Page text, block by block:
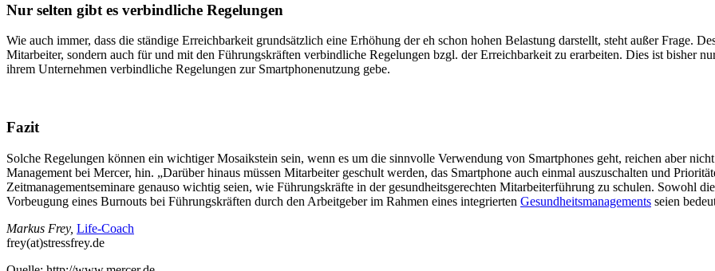
Nur selten gibt es verbindliche Regelungen
Wie auch immer, dass die ständige Erreichbarkeit grundsätzlich eine Erhöhung der eh schon hohen Belastung darstellt, steht außer Frage.
Mitarbeiter, sondern auch für und mit den Führungskräften verbindliche Regelungen bzgl. der Erreichbarkeit zu erarbeiten. Dies ist bisher
ihrem Unternehmen verbindliche Regelungen zur Smartphonenutzung gebe.
Fazit
Solche Regelungen können ein wichtiger Mosaikstein sein, wenn es um die sinnvolle Verwendung von Smartphones geht, reichen aber
Management bei Mercer, hin. „Darüber hinaus müssen Mitarbeiter geschult werden, das Smartphone auch einmal auszuschalten und
Zeitmanagementseminare genauso wichtig seien, wie Führungskräfte in der gesundheitsgerechten Mitarbeiterführung zu schulen. Sowohl
Vorbeugung eines Burnouts bei Führungskräften durch den Arbeitgeber im Rahmen eines integrierten Gesundheitsmanagements seien
Markus Frey, Life-Coach
frey(at)stressfrey.de